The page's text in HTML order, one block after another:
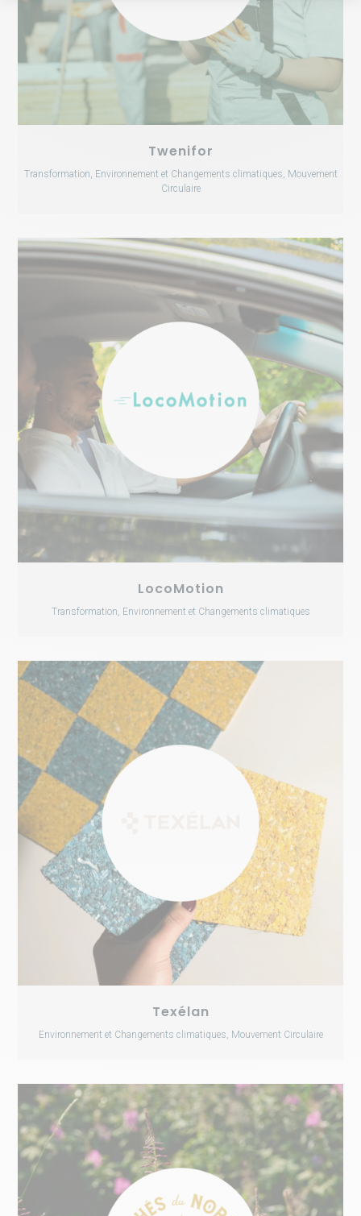
Twenifor
Transformation, Environnement et Changements climatiques, Mouvement
Circulaire
LocoMotion
Transformation, Environnement et Changements climatiques
Texélan
Environnement et Changements climatiques, Mouvement Circulaire